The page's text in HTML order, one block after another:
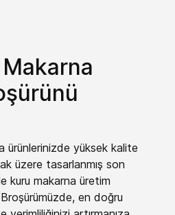
ürünlerinizde yüksek kalite
üzere tasarlanmış son
kuru makarna üretim
Broşürümüzde, en doğru